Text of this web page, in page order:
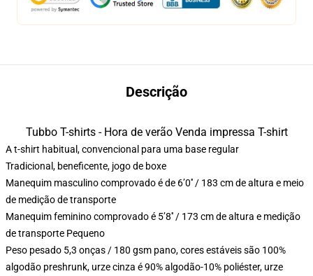
Descrição
Tubbo T-shirts - Hora de verão Venda impressa T-shirt
A t-shirt habitual, convencional para uma base regular
Tradicional, beneficente, jogo de boxe
Manequim masculino comprovado é de 6’0′′ / 183 cm de altura e meio
de medição de transporte
Manequim feminino comprovado é 5’8′′ / 173 cm de altura e medição
de transporte Pequeno
Peso pesado 5,3 onças / 180 gsm pano, cores estáveis são 100%
algodão preshrunk, urze cinza é 90% algodão-10% poliéster, urze